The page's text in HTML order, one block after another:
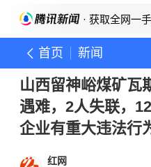
· 获取全网一
首页 新闻
山西留神峪煤矿瓦
遇难，2人失联，
企业有重大违法行
红网